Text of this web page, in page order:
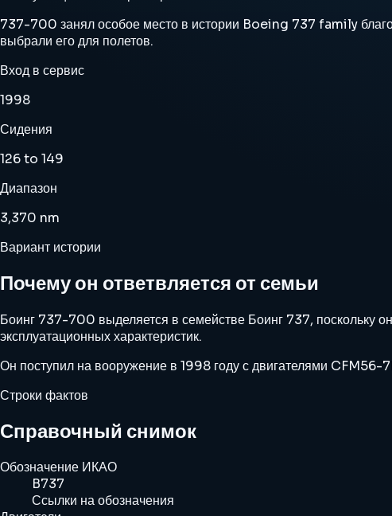
737-700 занял особое место в истории Boeing 737 family
выбрали его для полетов.
Вход в сервис
1998
Сидения
126 to 149
Диапазон
3,370 nm
Вариант истории
Почему он ответвляется от семьи
Боинг 737-700 выделяется в семействе Боинг 737, поскольку
эксплуатационных характеристик.
Он поступил на вооружение в 1998 году с двигателями CFM56-
Строки фактов
Справочный снимок
Обозначение ИКАО
B737
Ссылки на обозначения